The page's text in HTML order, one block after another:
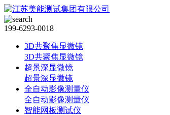
199-6293-0018
3D共聚焦显微镜
3D共聚焦显微镜
超景深显微镜
超景深显微镜
全自动影像测量仪
全自动影像测量仪
智能网板测试仪